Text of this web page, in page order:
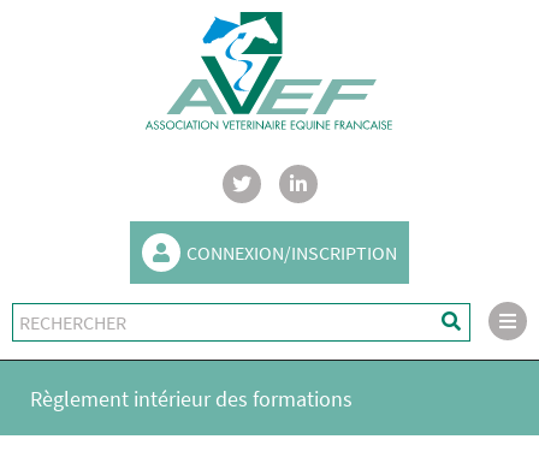
CONNEXION/INSCRIPTION
Règlement intérieur des formations